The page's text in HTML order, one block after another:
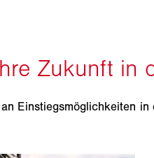
Einstiegsmöglichkeiten